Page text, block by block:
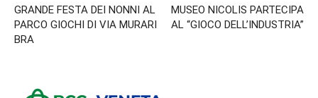
GRANDE FESTA DEI NONNI AL
PARCO GIOCHI DI VIA MURARI
BRA
MUSEO NICOLIS PARTECIPA
AL “GIOCO DELL’INDUSTRIA”